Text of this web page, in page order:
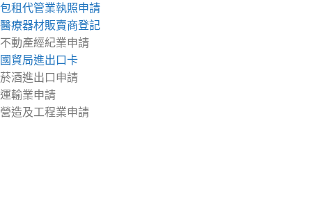
包租代管業執照申請
醫療器材販賣商登記
不動產經紀業申請
國貿局進出口卡
菸酒進出口申請
運輸業申請
營造及工程業申請